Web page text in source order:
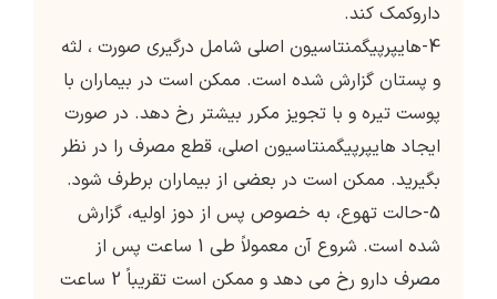
داروکمک کند.
4-هایپرپیگمنتاسیون اصلی شامل درگیری صورت ، لثه
و پستان گزارش شده است. ممکن است در بیماران با
پوست تیره و با تجویز مکرر بیشتر رخ دهد. در صورت
ایجاد هایپرپیگمنتاسیون اصلی، قطع مصرف را در نظر
بگیرید. ممکن است در بعضی از بیماران برطرف شود.
5-حالت تهوع، به خصوص پس از دوز اولیه، گزارش
شده است. شروع آن معمولاً طی 1 ساعت پس از
مصرف دارو رخ می دهد و ممکن است تقریباً 2 ساعت